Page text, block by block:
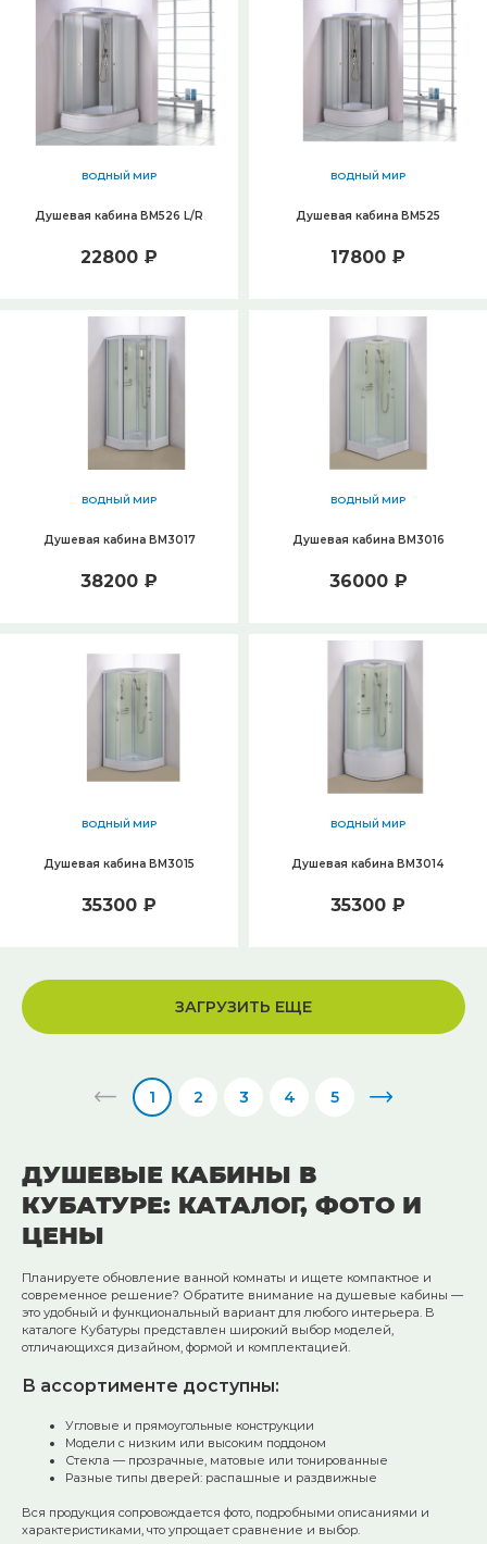
ВОДНЫЙ МИР
Душевая кабина ВМ526 L/R
22800 ₽
ВОДНЫЙ МИР
Душевая кабина ВМ525
17800 ₽
ВОДНЫЙ МИР
Душевая кабина ВМ3017
38200 ₽
ВОДНЫЙ МИР
Душевая кабина ВМ3016
36000 ₽
ВОДНЫЙ МИР
Душевая кабина ВМ3015
35300 ₽
ВОДНЫЙ МИР
Душевая кабина ВМ3014
35300 ₽
ЗАГРУЗИТЬ ЕЩЕ
1 2 3 4 5
ДУШЕВЫЕ КАБИНЫ В
КУБАТУРЕ: КАТАЛОГ, ФОТО И
ЦЕНЫ
Планируете обновление ванной комнаты и ищете компактное и
современное решение? Обратите внимание на душевые кабины —
это удобный и функциональный вариант для любого интерьера. В
каталоге Кубатуры представлен широкий выбор моделей,
отличающихся дизайном, формой и комплектацией.
В ассортименте доступны:
Угловые и прямоугольные конструкции
Модели с низким или высоким поддоном
Стекла — прозрачные, матовые или тонированные
Разные типы дверей: распашные и раздвижные
Вся продукция сопровождается фото, подробными описаниями и
характеристиками, что упрощает сравнение и выбор.